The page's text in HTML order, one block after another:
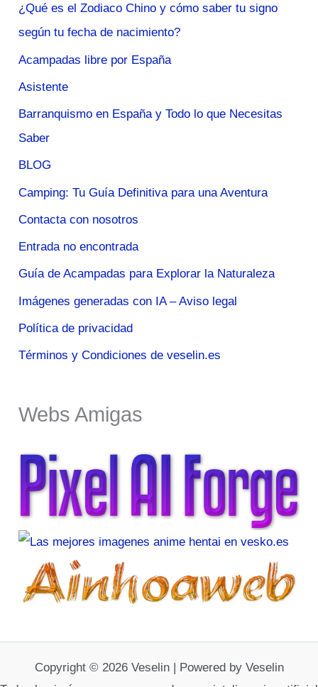
¿Qué es el Zodiaco Chino y cómo saber tu signo
según tu fecha de nacimiento?
Acampadas libre por España
Asistente
Barranquismo en España y Todo lo que Necesitas
Saber
BLOG
Camping: Tu Guía Definitiva para una Aventura
Contacta con nosotros
Entrada no encontrada
Guía de Acampadas para Explorar la Naturaleza
Imágenes generadas con IA – Aviso legal
Política de privacidad
Términos y Condiciones de veselin.es
Webs Amigas
Copyright © 2026 Veselin | Powered by Veselin